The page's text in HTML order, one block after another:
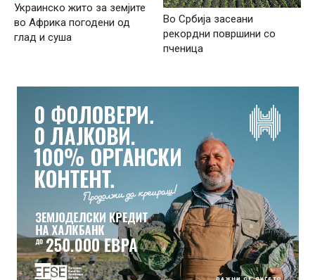
Украинско жито за земјите
во Африка погодени од
глад и суша
Во Србија засеани
рекордни површини со
пченица